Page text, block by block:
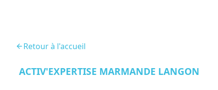
Retour à l'accueil
ACTIV'EXPERTISE MARMANDE LANGON